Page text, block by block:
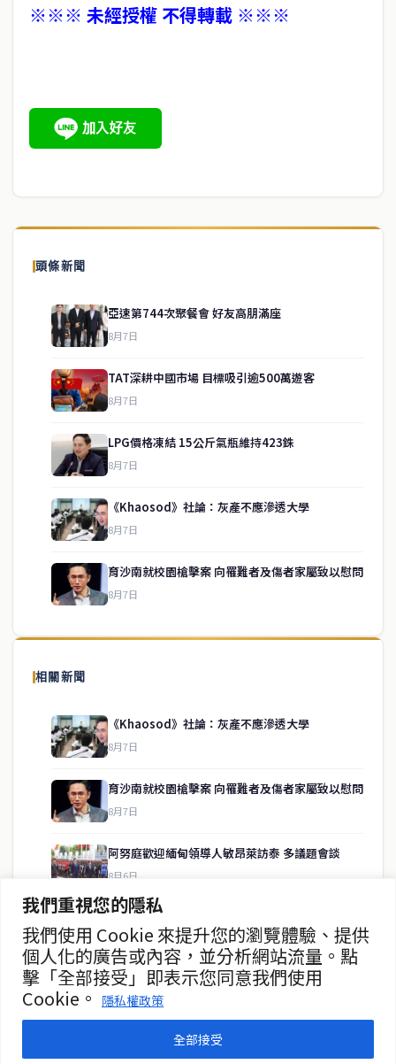
我們重視您的隱私
我們使用 Cookie 來提升您的瀏覽體驗、提供
個人化的廣告或內容，並分析網站流量。點
擊「全部接受」即表示您同意我們使用
Cookie。
隱私權政策
全部接受
※※※ 未經授權 不得轉載 ※※※
頭條新聞
亞速第744次聚餐會 好友高朋滿座
8月7日
TAT深耕中國市場 目標吸引逾500萬遊客
8月7日
LPG價格凍結 15公斤氣瓶維持423銖
8月7日
《Khaosod》社論：灰產不應滲透大學
8月7日
育沙南就校園槍擊案 向罹難者及傷者家屬致以慰問
8月7日
相關新聞
《Khaosod》社論：灰產不應滲透大學
8月7日
育沙南就校園槍擊案 向罹難者及傷者家屬致以慰問
8月7日
阿努庭歡迎緬甸領導人敏昂萊訪泰 多議題會談
8月6日
中國未向柬提供武器 高度重視中泰關係
8月6日
總理府闢謠 呼籲各部長安心履職
8月6日
關於我們
泰國中文新聞（TCN）是一家總部設於曼谷的中文新聞媒體，致力於
供即時、客觀、多元的中文新聞內容。
房地產
聯絡資訊
歡迎來信洽詢合作事宜
或提供新聞線索
service@thaichinesenews.com
service@thaichinesenews.com